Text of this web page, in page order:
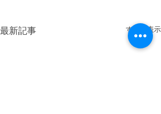
最新記事 すべて表示